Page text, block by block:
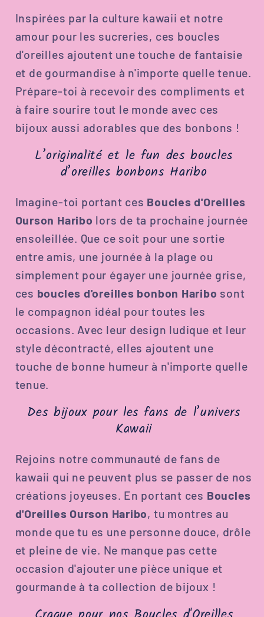
Inspirées par la culture kawaii et notre
amour pour les sucreries, ces boucles
d'oreilles ajoutent une touche de fantaisie
et de gourmandise à n'importe quelle tenue.
Prépare-toi à recevoir des compliments et
à faire sourire tout le monde avec ces
bijoux aussi adorables que des bonbons !
L’originalité et le fun des boucles
d’oreilles bonbons Haribo
Imagine-toi portant ces Boucles d'Oreilles
Ourson Haribo lors de ta prochaine journée
ensoleillée. Que ce soit pour une sortie
entre amis, une journée à la plage ou
simplement pour égayer une journée grise,
ces boucles d'oreilles bonbon Haribo sont
le compagnon idéal pour toutes les
occasions. Avec leur design ludique et leur
style décontracté, elles ajoutent une
touche de bonne humeur à n'importe quelle
tenue.
Des bijoux pour les fans de l’univers
Kawaii
Rejoins notre communauté de fans de
kawaii qui ne peuvent plus se passer de nos
créations joyeuses. En portant ces Boucles
d'Oreilles Ourson Haribo, tu montres au
monde que tu es une personne douce, drôle
et pleine de vie. Ne manque pas cette
occasion d'ajouter une pièce unique et
gourmande à ta collection de bijoux !